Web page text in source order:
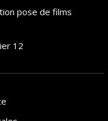
pose de films
12